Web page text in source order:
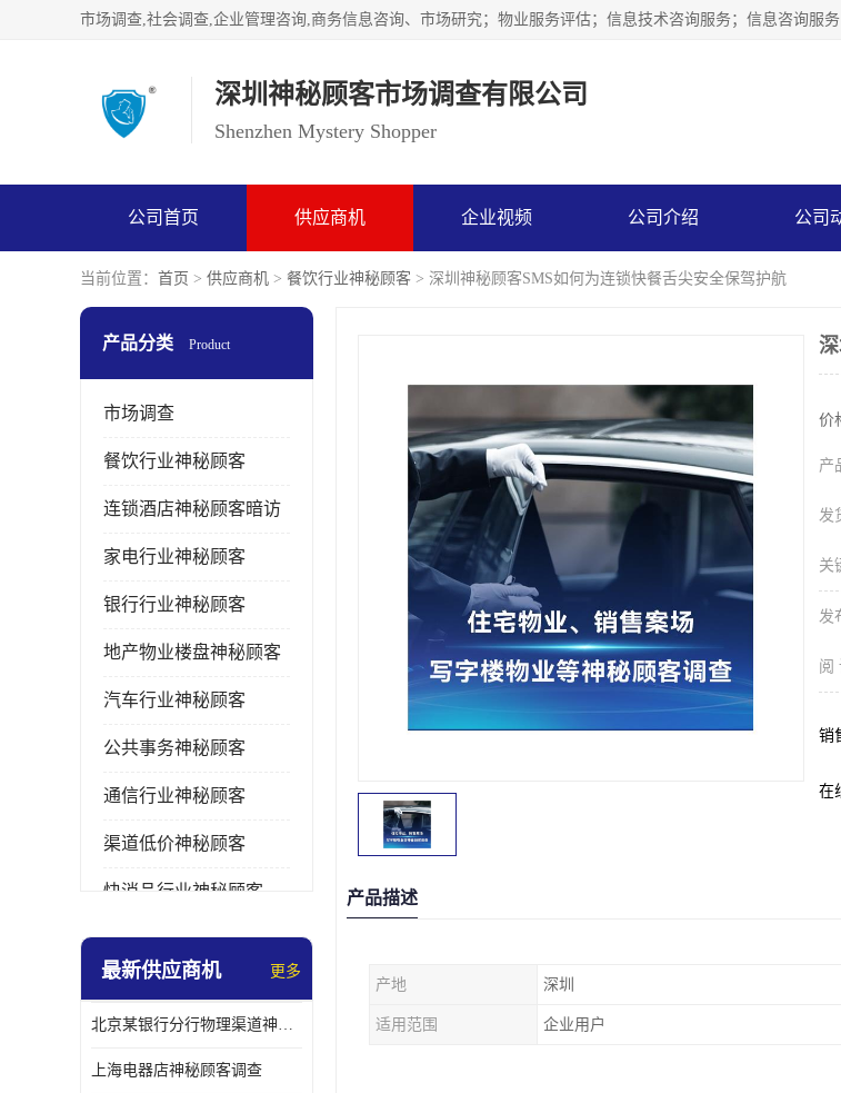
深圳神秘顾客市场调查有限公司
Shenzhen Mystery Shopper
公司首页 供应商机 企业视频 公司介绍 公司
当前位置： 首页 > 供应商机 > 餐饮行业神秘顾客 > 深圳神秘顾客SMS如何为连锁快餐舌尖安全保驾护航
产品分类 Product
市场调查
餐饮行业神秘顾客
连锁酒店神秘顾客暗访
家电行业神秘顾客
银行行业神秘顾客
地产物业楼盘神秘顾客
汽车行业神秘顾客
公共事务神秘顾客
通信行业神秘顾客
渠道低价神秘顾客
快消品行业神秘顾客
医疗行业神秘顾客
金融行业神秘顾客
服装行业神秘顾客暗访
最新供应商机 更多
北京某银行分行物理渠道神秘人检查服务质量
上海电器店神秘顾客调查
价
产
发
关
发
阅
销
在
产品描述
产地 深圳
适用范围 企业用户